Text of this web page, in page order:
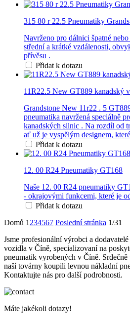
315 80 r 22.5 Pneumatiky
Navrženo pro dálnici špatné
střední a krátké vzdálenosti,
přívěsu .
Přidat k dotazu
11R22.5 New GT889 kanadský
Grandstone New 11r22 . 5
pneumatika navržená speciálně
kanadských silnic . Na rozdíl od
ať už je vyspělým designem,
Přidat k dotazu
12. 00 R24 Pneumatiky GT168
Naše 12. 00 R24 pneumatiky
- okrajovými funkcemi, které je
Přidat k dotazu
Domů 1 234567 Poslední stránka 1/31
Jsme profesionální výrobci a
vozidla v Číně, specializovaní na
pneumatik vyrobených v Číně. Srdečně
naší továrny koupili levnou nákladní
Kontaktujte nás pro další podrobnosti.
Máte jakékoli dotazy!